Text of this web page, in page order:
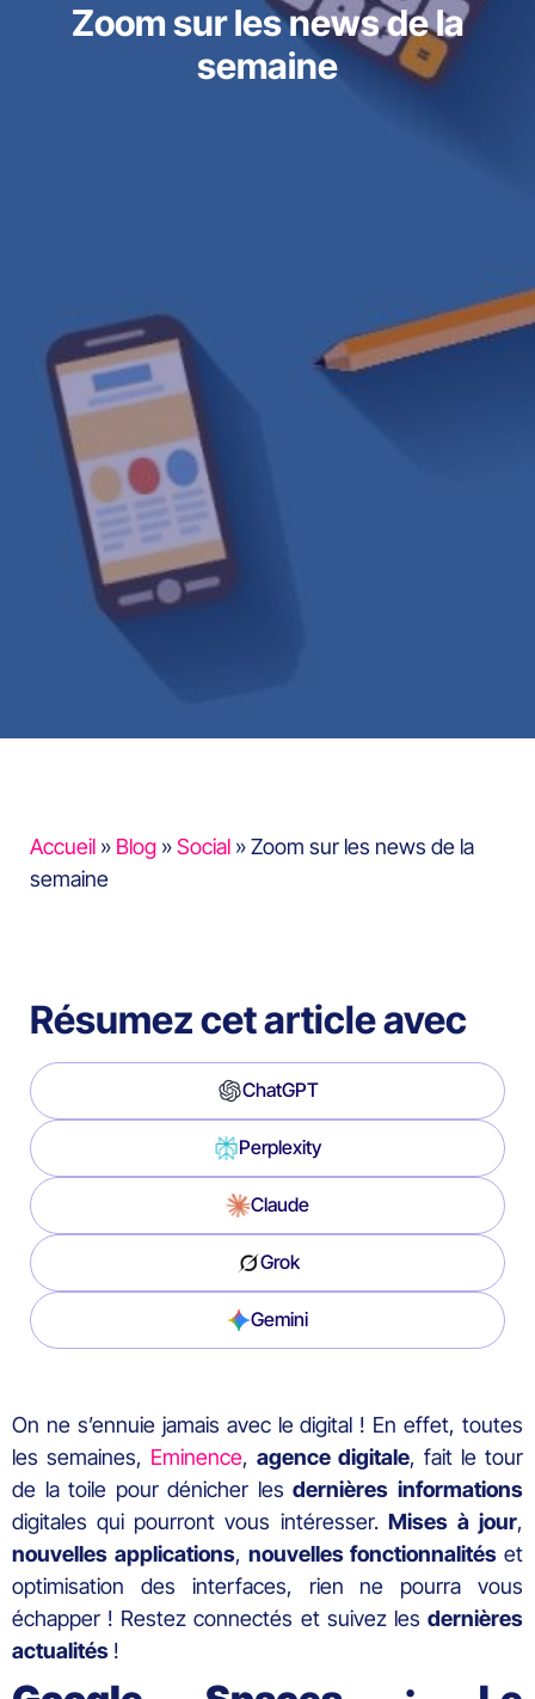
Zoom sur les news de la
semaine
Accueil » Blog »Social »Zoom sur les news de la
semaine
Résumez cet article avec
ChatGPT
Perplexity
Claude
Grok
Gemini
On ne s’ennuie jamais avec le digital ! En effet, toutes
les semaines, Eminence, agence digitale, fait le tour
de la toile pour dénicher lesdernières informations
digitales qui pourront vous intéresser. Mises à jour,
nouvelles applications, nouvelles fonctionnalités et
optimisation des interfaces, rien ne pourra vous
échapper ! Restez connectés et suivez les dernières
actualités !